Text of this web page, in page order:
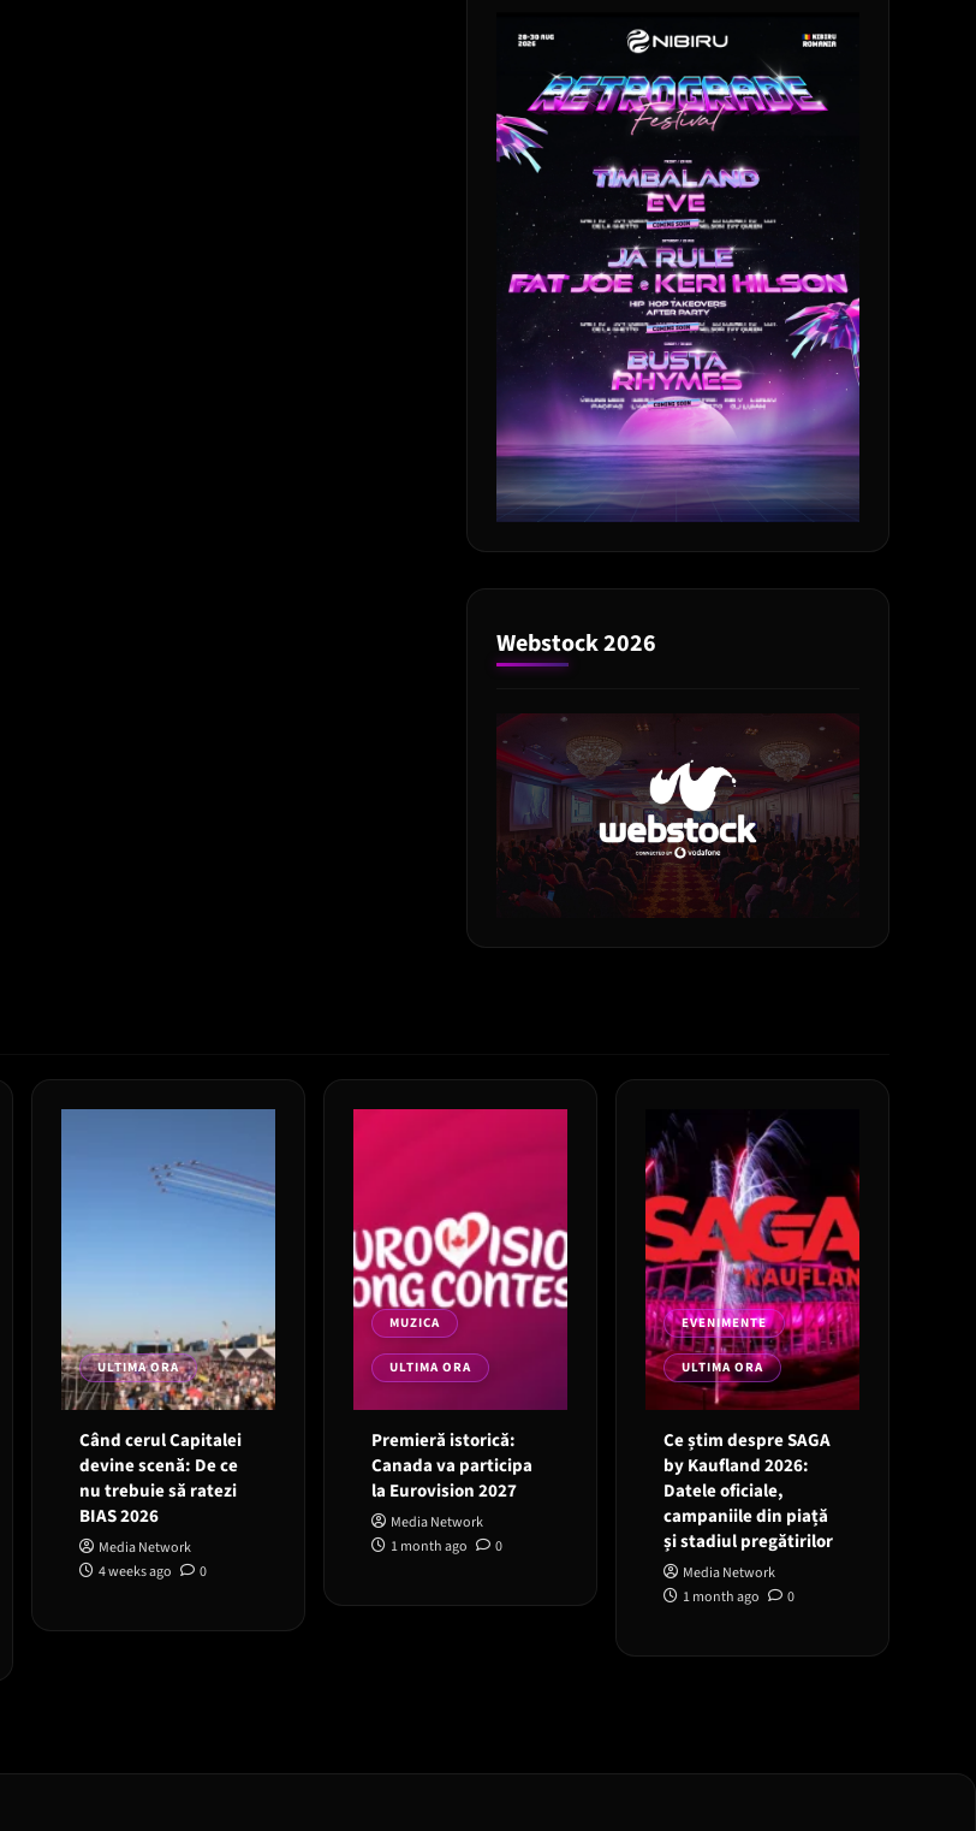
Webstock 2026
ULTIMA ORA
Când cerul Capitalei
devine scenă: De ce
nu trebuie să ratezi
BIAS 2026
Media Network
4 weeks ago
0
MUZICA
ULTIMA ORA
Premieră istorică:
Canada va participa
la Eurovision 2027
Media Network
1 month ago
0
EVENIMENTE
ULTIMA ORA
Ce știm despre SAGA
by Kaufland 2026:
Datele oficiale,
campaniile din piață
și stadiul pregătirilor
Media Network
1 month ago
0